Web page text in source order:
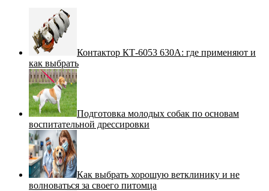
Контактор КТ-6053 630А: где применяют и
как выбрать
Подготовка молодых собак по основам
воспитательной дрессировки
Как выбрать хорошую ветклинику и не
волноваться за своего питомца